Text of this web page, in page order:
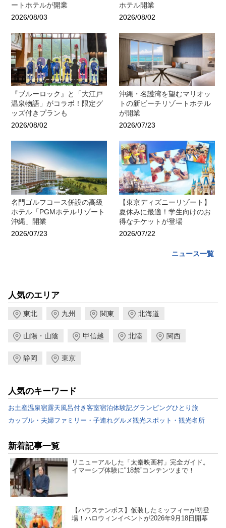
ートホテルが開業
2026/08/03
ホテル開業
2026/08/02
『ブルーロック』と「大江戸
温泉物語」がコラボ！限定グ
ッズ付きプランも
2026/08/02
沖縄・名護湾を望むマリオッ
トの新ビーチリゾートホテル
が開業
2026/07/23
名門ゴルフコース併設の高級
ホテル「PGMホテルリゾート
沖縄」開業
2026/07/23
【東京ディズニーリゾート】
夏休みに最適！学生向けのお
得なチケットが登場
2026/07/22
ニュース一覧
人気のエリア
東北 九州 関東 北海道
山陽・山陰 甲信越 北陸 関西
静岡 東京
人気のキーワード
お土産温泉宿露天風呂付き客室宿泊体験記グランピングひとり旅
カップル・夫婦ファミリー・子連れグルメ観光スポット・観光名所
新着記事一覧
リニューアルした「太秦映画村」完全ガイド。
イマーシブ体験に"18禁”コンテンツまで！
【ハウステンボス】仮装したミッフィーが初登
場！ハロウィンイベントが2026年9月18日開幕